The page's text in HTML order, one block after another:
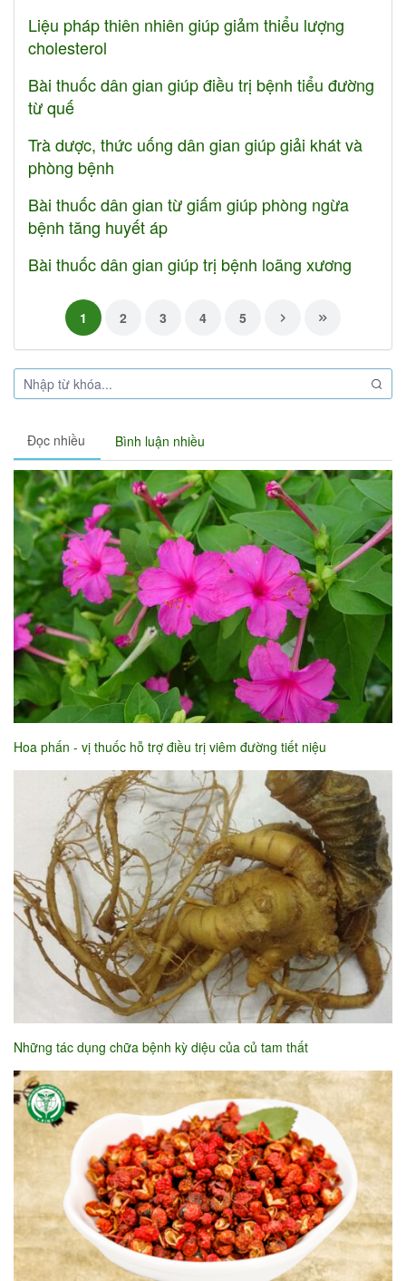
Liệu pháp thiên nhiên giúp giảm thiểu lượng
cholesterol
Bài thuốc dân gian giúp điều trị bệnh tiểu đường
từ quế
Trà dược, thức uống dân gian giúp giải khát và
phòng bệnh
Bài thuốc dân gian từ giấm giúp phòng ngừa
bệnh tăng huyết áp
Bài thuốc dân gian giúp trị bệnh loãng xương
1 2 3 4 5
Đọc nhiều Bình luận nhiều
Hoa phấn - vị thuốc hỗ trợ điều trị viêm đường tiết niệu
Những tác dụng chữa bệnh kỳ diệu của củ tam thất